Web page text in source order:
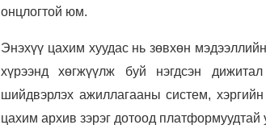
онцлогтой юм.
Энэхүү цахим хуудас нь зөвхөн
хүрээнд хөгжүүлж буй нэгдсэн
шийдвэрлэх ажиллагааны систем,
цахим архив зэрэг дотоод